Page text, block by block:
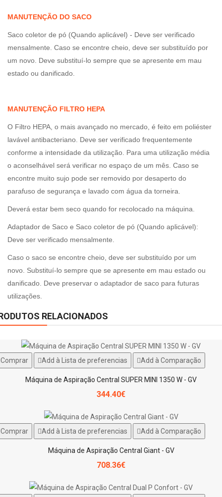
MANUTENÇÃO DO SACO
Saco coletor de pó (Quando aplicável) - Deve ser verificado
mensalmente. Caso se encontre cheio, deve ser substituído por
um novo. Deve substituí-lo sempre que se apresente em mau
estado ou danificado.
MANUTENÇÃO FILTRO HEPA
O Filtro HEPA, o mais avançado no mercado, é feito em poliéster
lavável antibacteriano. Deve ser verificado frequentemente
conforme a intensidade da utilização. Para uma utilização média
o aconselhável será verificar no espaço de um mês. Caso se
encontre muito sujo pode ser removido por desaperto do
parafuso de segurança e lavado com água da torneira.
Deverá estar bem seco quando for recolocado na máquina.
Adaptador de Saco e Saco coletor de pó (Quando aplicável):
Deve ser verificado mensalmente.
Caso o saco se encontre cheio, deve ser substituído por um
novo. Substituí-lo sempre que se apresente em mau estado ou
danificado. Deve preservar o adaptador de saco para futuras
utilizações.
RELACIONADOS
Comprar Add à Lista de preferencias Add à Comparação
Máquina de Aspiração Central SUPER MINI 1350 W - GV
344.40€
Comprar Add à Lista de preferencias Add à Comparação
Máquina de Aspiração Central Giant - GV
708.36€